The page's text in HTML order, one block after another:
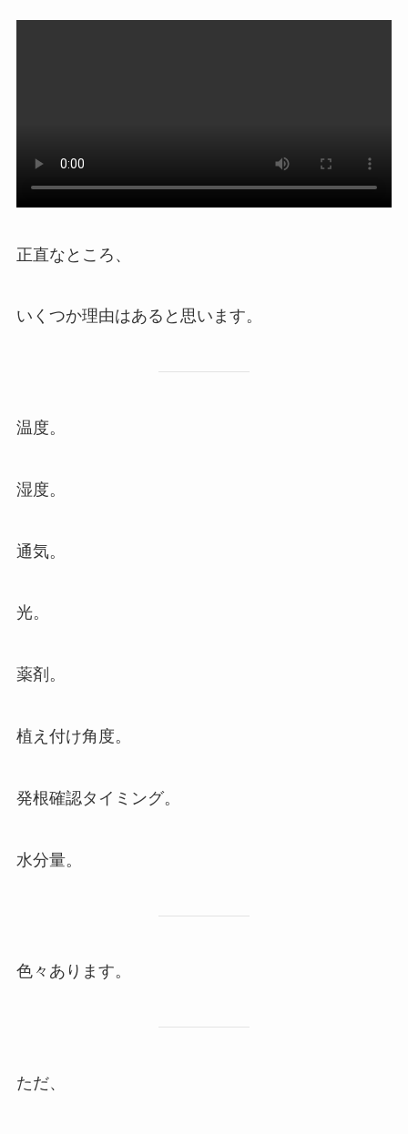
正直なところ、
いくつか理由はあると思います。
温度。
湿度。
通気。
光。
薬剤。
植え付け角度。
発根確認タイミング。
水分量。
色々あります。
ただ、